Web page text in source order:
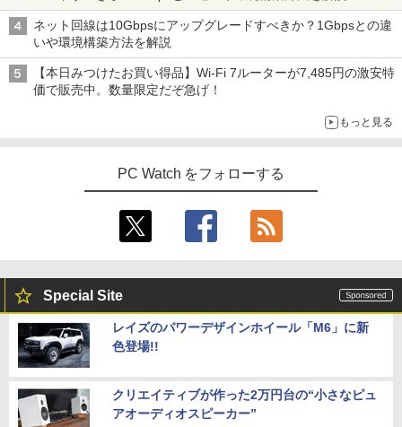
Watch
ネット回線は10Gbpsにアップグレードすべきか？1Gbpsとの違
いや環境構築方法を解説
【本日みつけたお買い得品】Wi-Fi 7ルーターが7,485円の激安特
価で販売中。数量限定だぞ急げ！
もっと見る
PC Watch をフォローする
Special Site
レイズのパワーデザインホイール「M6」に新
色登場!!
クリエイティブが作った2万円台の“小さなピュ
アオーディオスピーカー”